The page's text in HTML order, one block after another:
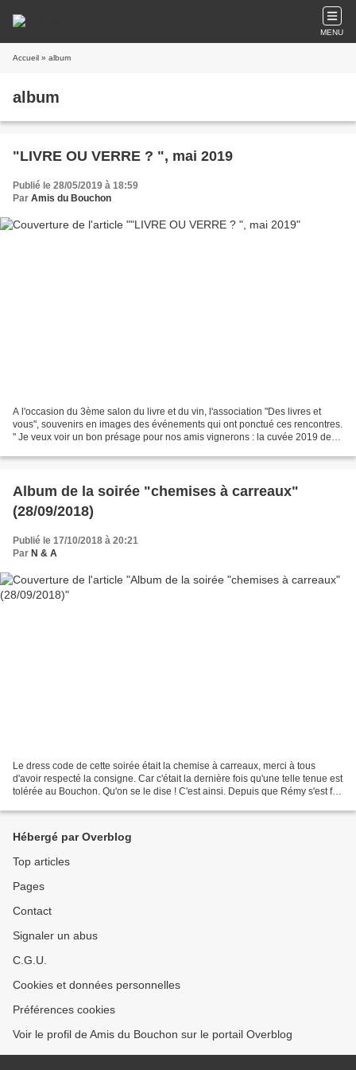
MENU
Accueil » album
album
"LIVRE OU VERRE ? ", mai 2019
Publié le 28/05/2019 à 18:59
Par Amis du Bouchon
A l'occasion du 3ème salon du livre et du vin, l'association "Des livres et
vous", souvenirs en images des événements qui ont ponctué ces rencontres.
" Je veux voir un bon présage pour nos amis vignerons : la cuvée 2019 de
Album de la soirée "chemises à carreaux"
(28/09/2018)
Publié le 17/10/2018 à 20:21
Par N & A
Le dress code de cette soirée était la chemise à carreaux, merci à tous
d'avoir respecté la consigne. Car c'était la dernière fois qu'une telle tenue est
tolérée au Bouchon. Qu'on se le dise ! C'est ainsi. Depuis que Rémy s'est fait
Hébergé par Overblog
Top articles
Pages
Contact
Signaler un abus
C.G.U.
Cookies et données personnelles
Préférences cookies
Voir le profil de Amis du Bouchon sur le portail Overblog